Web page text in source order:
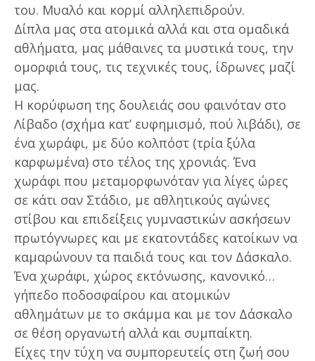
του. Μυαλό και κορμί αλληλεπιδρούν.
Δίπλα μας στα ατομικά αλλά και στα ομαδικά
αθλήματα, μας μάθαινες τα μυστικά τους, την
ομορφιά τους, τις τεχνικές τους, ίδρωνες μαζί
μας.
Η κορύφωση της δουλειάς σου φαινόταν στο
Λίβαδο (σχήμα κατ’ ευφημισμό, πού λιβάδι), σε
ένα χωράφι, με δύο κολπόστ (τρία ξύλα
καρφωμένα) στο τέλος της χρονιάς. Ένα
χωράφι που μεταμορφωνόταν για λίγες ώρες
σε κάτι σαν Στάδιο, με αθλητικούς αγώνες
στίβου και επιδείξεις γυμναστικών ασκήσεων
πρωτόγνωρες και με εκατοντάδες κατοίκων να
καμαρώνουν τα παιδιά τους και τον Δάσκαλο.
Ένα χωράφι, χώρος εκτόνωσης, κανονικό…
γήπεδο ποδοσφαίρου και ατομικών
αθλημάτων με το σκάμμα και με τον Δάσκαλο
σε θέση οργανωτή αλλά και συμπαίκτη.
Είχες την τύχη να συμπορευτείς στη ζωή σου